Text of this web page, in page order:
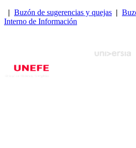
| Buzón de sugerencias y quejas |
Interno de Información